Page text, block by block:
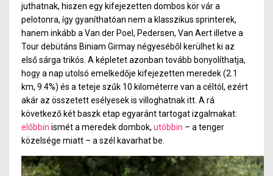
juthatnak, hiszen egy kifejezetten dombos kör vár a
pelotonra, így gyaníthatóan nem a klasszikus sprinterek,
hanem inkább a Van der Poel, Pedersen, Van Aert illetve a
Tour debütáns Biniam Girmay négyeséből kerülhet ki az
első sárga trikós. A képletet azonban tovább bonyolíthatja,
hogy a nap utolsó emelkedője kifejezetten meredek (2.1
km, 9.4%) és a teteje szűk 10 kilométerre van a céltól, ezért
akár az összetett esélyesek is villoghatnak itt. A rá
következő két baszk etap egyaránt tartogat izgalmakat:
előbbin ismét a meredek dombok, utóbbin – a tenger
közelsége miatt – a szél kavarhat be.